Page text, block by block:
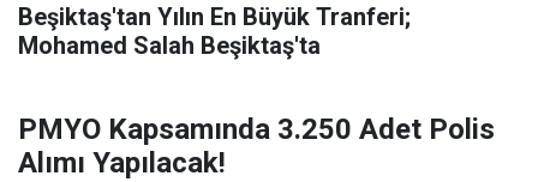
Beşiktaş'tan Yılın En Büyük Tranferi;
Mohamed Salah Beşiktaş'ta
PMYO Kapsamında 3.250 Adet Polis
Alımı Yapılacak!